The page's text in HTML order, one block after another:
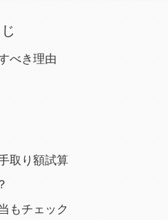
べき理由
取り額試算
もチェック